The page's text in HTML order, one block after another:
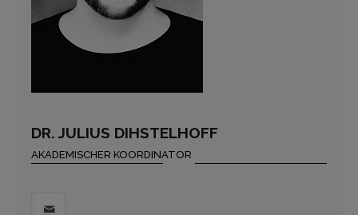
DR. JULIUS DIHSTELHOFF
AKADEMISCHER KOORDINATOR